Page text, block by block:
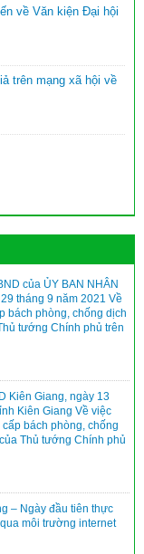
II trao tập cho 22
giáo dục nhân
về Văn kiện Đại hội
trên mạng xã hội về
của ỦY BAN NHÂN
tháng 9 năm 2021 Về
bách phòng, chống dịch
tướng Chính phủ trên
Kiên Giang, ngày 13
Kiên Giang Về việc
bách phòng, chống
Thủ tướng Chính phủ
– Ngày đầu tiên thực
môi trường internet